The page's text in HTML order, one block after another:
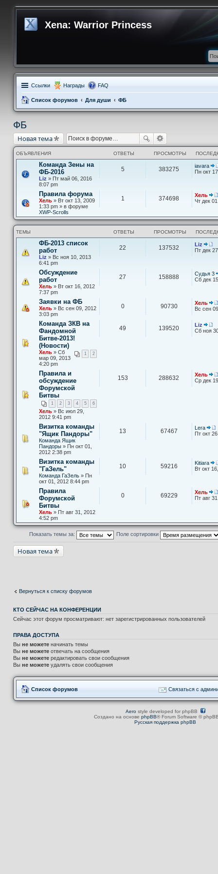
Xena: Warrior Princess
Ссылки Награды FAQ
Список форумов Для души ФБ
ФБ
Новая тема
ОБЪЯВЛЕНИЯ ОТВЕТЫ ПРОСМОТРЫ
Команда Зены на
ФБ-2016
Liz » Пт май 06, 2016
8:07 pm
5 383275
iavara
Пн окт
Правила форума
Хель » Вт окт 13, 2009
1:33 pm » в форуме
XWP-Scrolls
1 374698
Хель
Чт дек
ТЕМЫ ОТВЕТЫ ПРОСМОТРЫ
ФБ-2013 список
работ
Liz » Вс ноя 10, 2013
6:41 pm
22 137532
Liz
П
й
т
о
с
н
б
щ
е
Пт дек
Обсуждение
работ
Хель » Вт окт 16, 2012
7:37 pm
27 158888
Судья 3
Сб дек
Заявки на ФБ
Хель » Вс сен 09, 2012
3:03 pm
0 90730
Хель
Вс сен
Команда ЗКВ на
Фандомной
Битве-2013!
(Новости)
1 2
Хель » Сб
мар 09, 2013
4:20 pm
49 139520
Liz
П
п
о
у
с
е
н
Сб ноя
Правила и
обсуждение
Форумской
Битвы
1 2 3 4 5 6
Хель » Вс июл 29,
2012 9:41 pm
153 288632
Хель
Ср дек
Визитка команды
"Ящик Пандоры"
Команда Ящик
Пандоры » Пн окт 01,
2012 2:38 pm
13 67467
Lera
т
и
к
с
л
у
с
Пт окт
Визитка команды
"ГаЗель"
Команда ГаЗель » Пн
окт 01, 2012 8:44 pm
10 59216
Kitiara
Вт окт
Правила
Форумской
Битвы
Хель » Пт авг 31, 2012
4:52 pm
0 69229
Хель
Пт авг
Показать темы за: Поле сортировки
Новая тема
Вернуться к списку форумов
КТО СЕЙЧАС НА КОНФЕРЕНЦИИ
Сейчас этот форум просматривают: нет зарегистрированных пользователей
ПРАВА ДОСТУПА
Вы не можете начинать темы
Вы не можете отвечать на сообщения
Вы не можете редактировать свои сообщения
Вы не можете удалять свои сообщения
Список форумов Связаться с
Aerostyle developed for phpBB
Создано на основе phpBB® Forum Software ©
Русская поддержка phpBB